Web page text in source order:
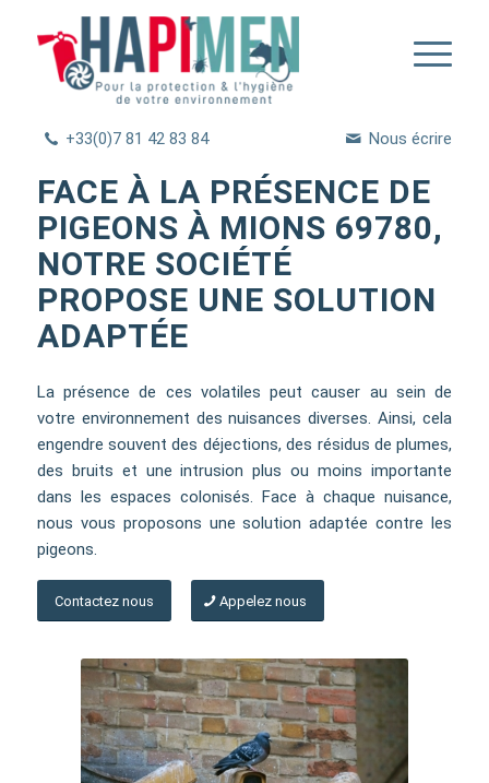
+33(0)7 81 42 83 84 Nous écrire
FACE À LA PRÉSENCE DE
PIGEONS À MIONS 69780,
NOTRE SOCIÉTÉ
PROPOSE UNE SOLUTION
ADAPTÉE
La présence de ces volatiles peut causer au sein de
votre environnement des nuisances diverses. Ainsi, cela
engendre souvent des déjections, des résidus de plumes,
des bruits et une intrusion plus ou moins importante
dans les espaces colonisés. Face à chaque nuisance,
nous vous proposons une solution adaptée contre les
pigeons.
Contactez nous Appelez nous